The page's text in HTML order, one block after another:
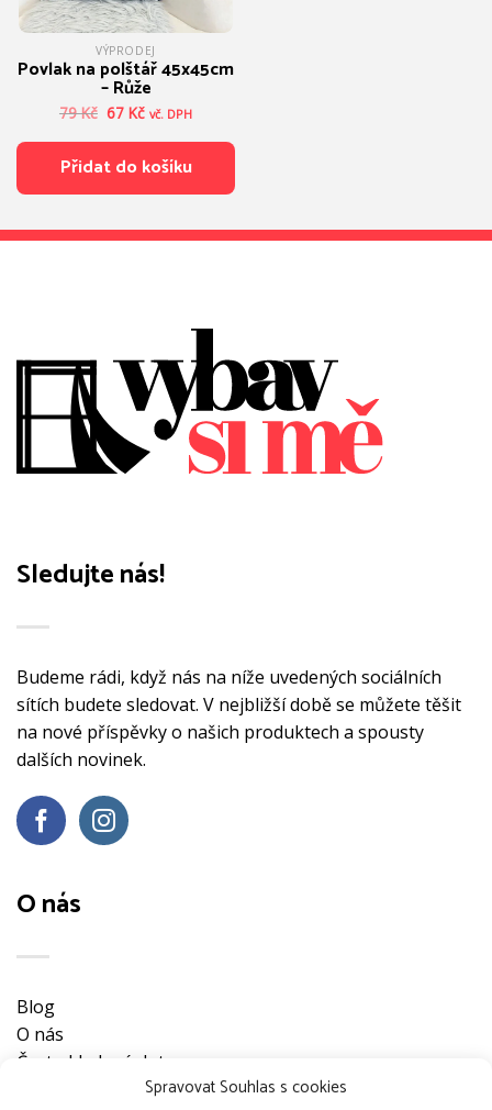
Spravovat Souhlas s cookies
VÝPRODEJ
Povlak na polštář 45x45cm
– Růže
79Kč Původní
byla:
67KčAktuální
je:
67 Kč.
vč. DPH
Přidat do košíku
Sledujte nás!
Budeme rádi, když nás na níže uvedených sociálních
sítích budete sledovat. V nejbližší době se můžete těšit
na nové příspěvky o našich produktech a spousty
dalších novinek.
O nás
Blog
O nás
Často kladené dotazy